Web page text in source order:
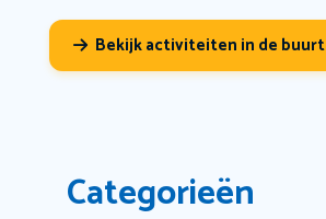
Bekijk activiteiten in de buurt
Categorieën